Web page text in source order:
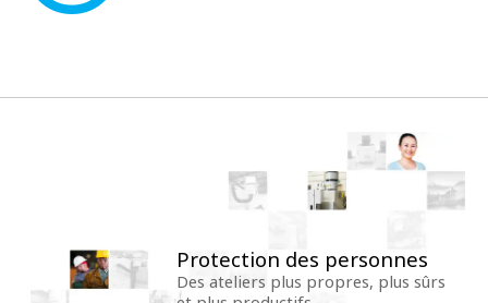
Protection des personnes
Des ateliers plus propres, plus sûrs